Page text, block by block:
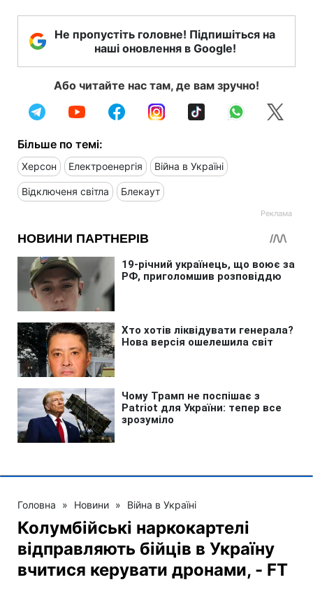
Не пропустіть головне! Підпишіться на
наші оновлення в Google!
Або читайте нас там, де вам зручно!
Більше по темі:
Херсон Електроенергія Війна в Україні
Відключеня світла Блекаут
Головна » Новини » Війна в Україні
Колумбійські наркокартелі
відправляють бійців в Україну
вчитися керувати дронами, - FT